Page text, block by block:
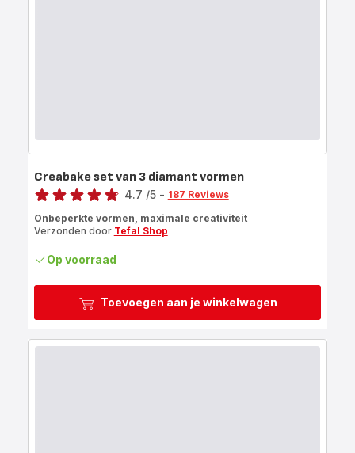
Toevoegen aan je winkelwagen
Creabake set van 3 diamant vormen
Score
4.7 /5 - 187 Reviews
Onbeperkte vormen, maximale creativiteit
Verzonden door Tefal Shop
Op voorraad